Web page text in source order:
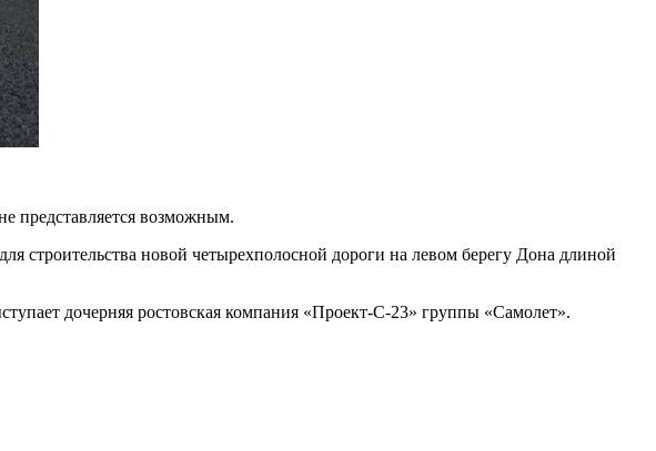
представляется возможным.
строительства новой четырехполосной дороги на левом берегу Дона длиной
дочерняя ростовская компания «Проект-С-23» группы «Самолет».